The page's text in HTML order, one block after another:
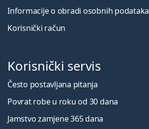
Informacije o obradi osobnih podataka
Korisnički račun
Korisnički servis
Često postavljana pitanja
Povrat robe u roku od 30 dana
Jamstvo zamjene 365 dana